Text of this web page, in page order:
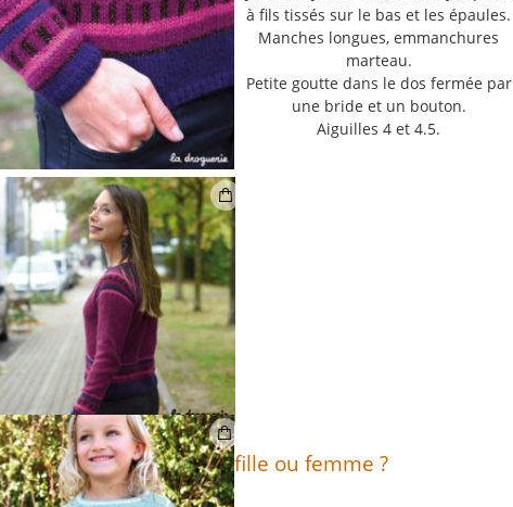
à fils tissés sur le bas et les épaules.
Manches longues, emmanchures
marteau.
Petite goutte dans le dos fermée par
une bride et un bouton.
Aiguilles 4 et 4.5.
Alors, plutôt fille ou femme ?